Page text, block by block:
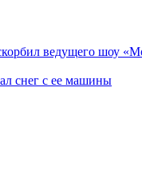
ведущего шоу
снег с ее машины